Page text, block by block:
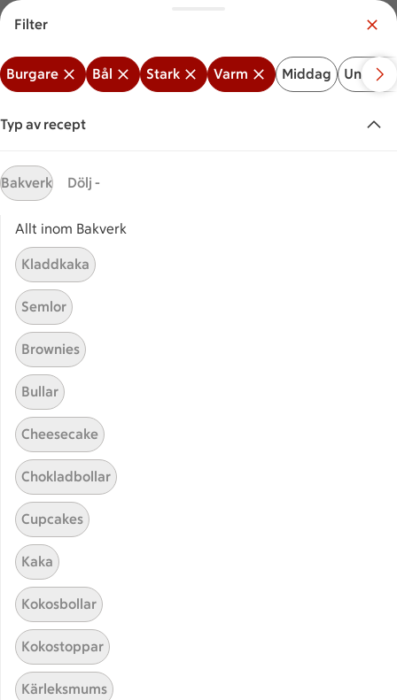
Meny Logga in
Vilken är din butik? Välj butik
Start
Stark + Varm + Burgare + Bål
Sök ingrediens eller recept
Inga förslag
Burgare
ReceptVisar 0 stycken
(0)
Testa att söka på något nytt, eller ta bort något av
Burgare
Filter
Burgare Bål Stark Varm Middag Under
Typ av recept
Bakverk Dölj -
Allt inom Bakverk
Kladdkaka
Semlor
Brownies
Bullar
Cheesecake
Chokladbollar
Cupcakes
Kaka
Kokosbollar
Kokostoppar
Kärleksmums